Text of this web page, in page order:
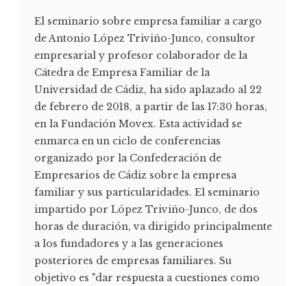
El seminario sobre empresa familiar a cargo
de Antonio López Triviño-Junco, consultor
empresarial y profesor colaborador de la
Cátedra de Empresa Familiar de la
Universidad de Cádiz, ha sido aplazado al 22
de febrero de 2018, a partir de las 17:30 horas,
en la Fundación Movex. Esta actividad se
enmarca en un ciclo de conferencias
organizado por la Confederación de
Empresarios de Cádiz sobre la empresa
familiar y sus particularidades. El seminario
impartido por López Triviño-Junco, de dos
horas de duración, va dirigido principalmente
a los fundadores y a las generaciones
posteriores de empresas familiares. Su
objetivo es "dar respuesta a cuestiones como